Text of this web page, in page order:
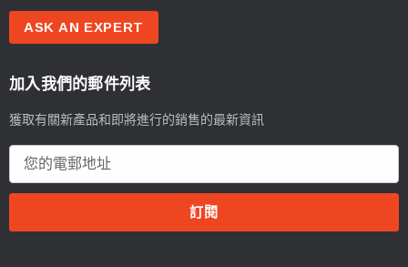
ASK AN EXPERT
加入我們的郵件列表
獲取有關新產品和即將進行的銷售的最新資訊
郵